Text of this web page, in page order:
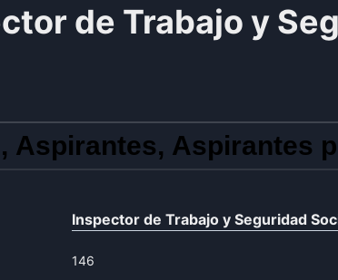
de Trabajo y
Aspirantes, Aspirantes
Inspector de Trabajo y Seguridad
146